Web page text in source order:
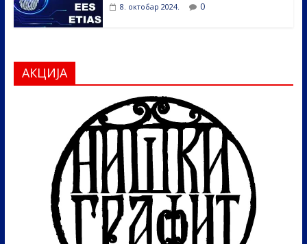
8. октобар 2024. 0
АКЦИЈА